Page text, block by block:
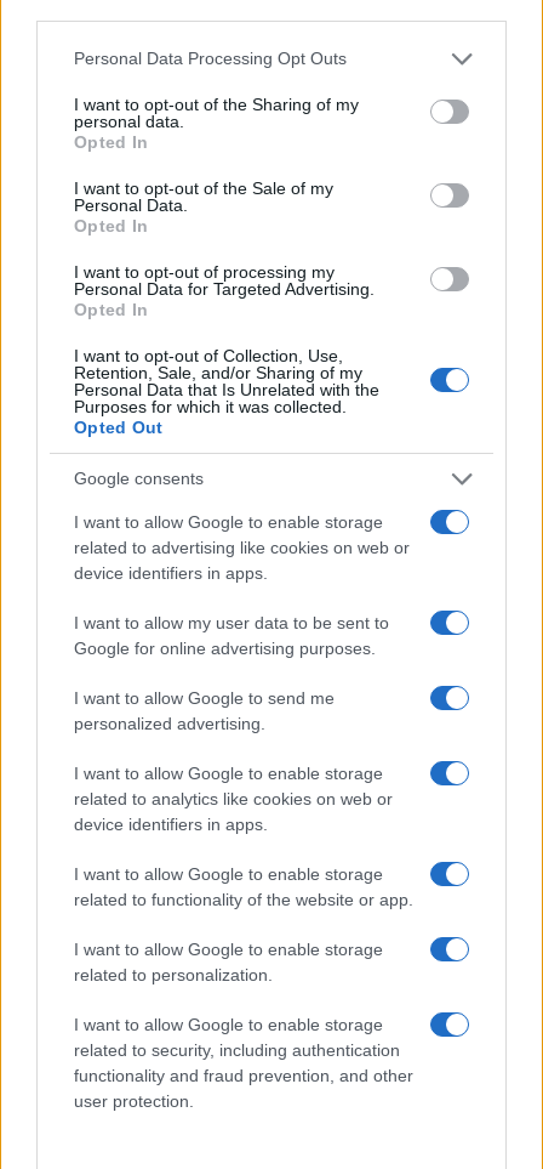
Personal Data Processing Opt Outs
I want to opt-out of the Sharing of my
personal data.
Opted In
I want to opt-out of the Sale of my
Personal Data.
Opted In
I want to opt-out of processing my
Personal Data for Targeted Advertising.
Opted In
I want to opt-out of Collection, Use,
Retention, Sale, and/or Sharing of my
Personal Data that Is Unrelated with the
Purposes for which it was collected.
Opted Out
Google consents
I want to allow Google to enable storage
related to advertising like cookies on web or
device identifiers in apps.
I want to allow my user data to be sent to
Google for online advertising purposes.
I want to allow Google to send me
personalized advertising.
I want to allow Google to enable storage
related to analytics like cookies on web or
device identifiers in apps.
I want to allow Google to enable storage
related to functionality of the website or app.
I want to allow Google to enable storage
related to personalization.
I want to allow Google to enable storage
related to security, including authentication
functionality and fraud prevention, and other
user protection.
sljedeće godine Vijeću za ljudska prava UN-a.